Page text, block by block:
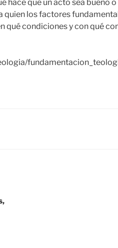
hace que un acto sea bueno
quien los factores
qué condiciones y con qué